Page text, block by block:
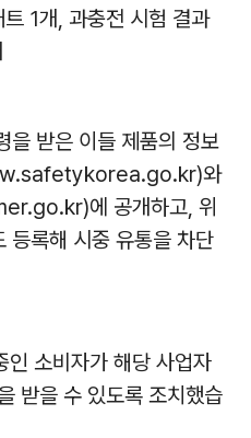
트 1개, 과충전 시험 결과
을 받은 이들 제품의 정보
와
에 공개하고, 위
등록해 시중 유통을 차단
인 소비자가 해당 사업자
받을 수 있도록 조치했습